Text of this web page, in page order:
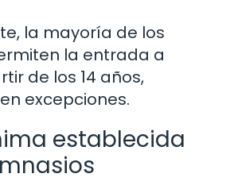
la mayoría de los
la entrada a
de los 14 años,
excepciones.
establecida